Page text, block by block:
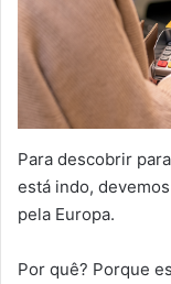
Para descobrir
está indo,
pela Europa.
Por quê? Porque